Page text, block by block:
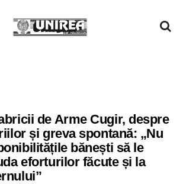
de Arme Cugir, despre
și greva spontană: „Nu
bănești să le
eforturilor făcute și la